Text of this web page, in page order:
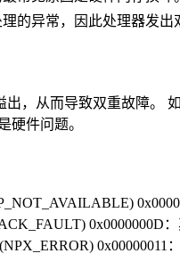
的异常，因此处理器发出
，从而导致双重故障。
硬件问题。
0x0000000D
0x00000011